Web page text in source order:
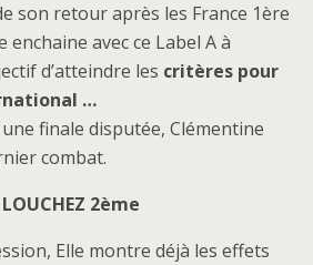
son retour après les France 1ère
enchaine avec ce Label A à
d’atteindre les critères pour
…
finale disputée, Clémentine
combat.
2ème
Elle montre déjà les effets